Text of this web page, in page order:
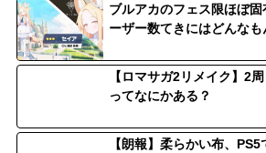
ブルアカのフェス限ほぼ
ーザー数てきにはどんなも
【ロマサガ2リメイク】2
ってなにかある？
【朗報】柔らかい布、